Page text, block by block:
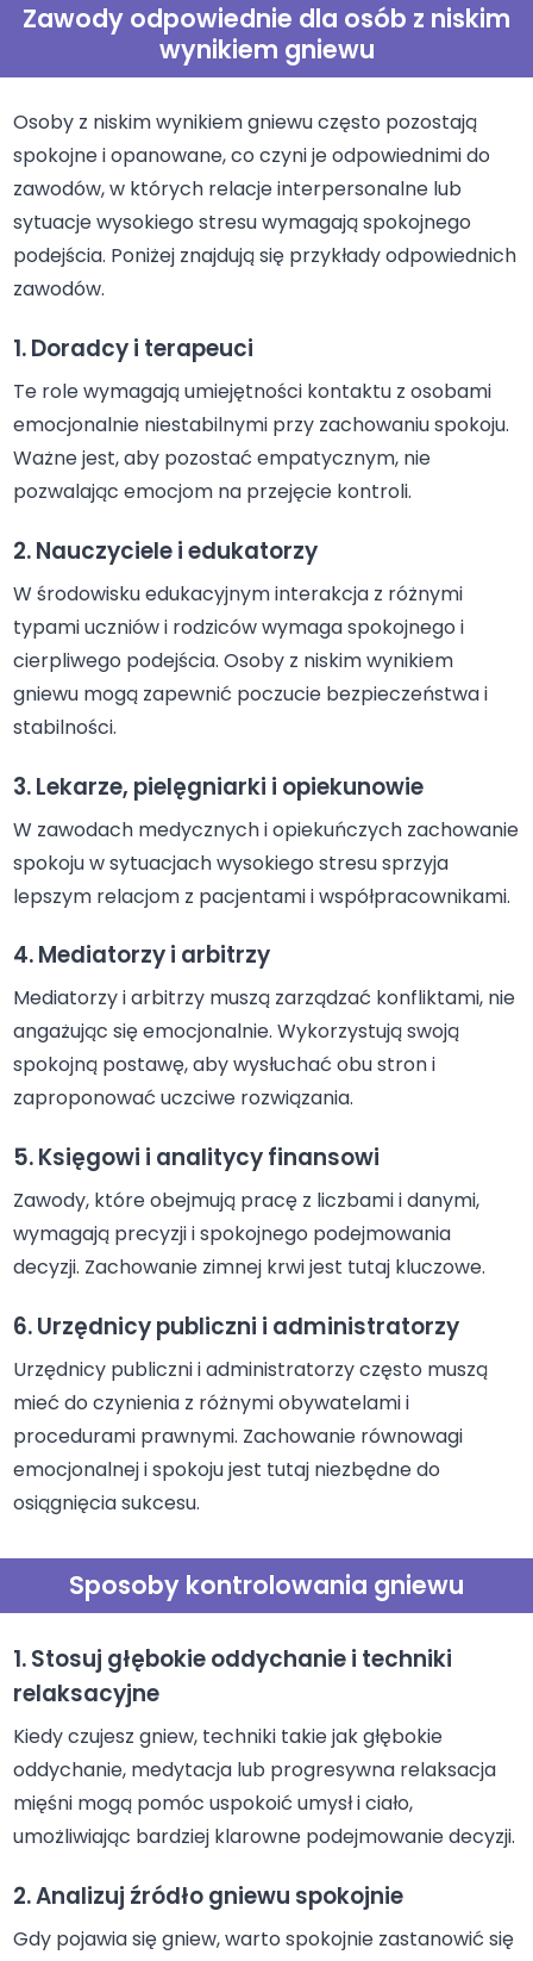
Zawody odpowiednie dla osób z niskim
wynikiem gniewu
Osoby z niskim wynikiem gniewu często pozostają
spokojne i opanowane, co czyni je odpowiednimi do
zawodów, w których relacje interpersonalne lub
sytuacje wysokiego stresu wymagają spokojnego
podejścia. Poniżej znajdują się przykłady odpowiednich
zawodów.
1. Doradcy i terapeuci
Te role wymagają umiejętności kontaktu z osobami
emocjonalnie niestabilnymi przy zachowaniu spokoju.
Ważne jest, aby pozostać empatycznym, nie
pozwalając emocjom na przejęcie kontroli.
2. Nauczyciele i edukatorzy
W środowisku edukacyjnym interakcja z różnymi
typami uczniów i rodziców wymaga spokojnego i
cierpliwego podejścia. Osoby z niskim wynikiem
gniewu mogą zapewnić poczucie bezpieczeństwa i
stabilności.
3. Lekarze, pielęgniarki i opiekunowie
W zawodach medycznych i opiekuńczych zachowanie
spokoju w sytuacjach wysokiego stresu sprzyja
lepszym relacjom z pacjentami i współpracownikami.
4. Mediatorzy i arbitrzy
Mediatorzy i arbitrzy muszą zarządzać konfliktami, nie
angażując się emocjonalnie. Wykorzystują swoją
spokojną postawę, aby wysłuchać obu stron i
zaproponować uczciwe rozwiązania.
5. Księgowi i analitycy finansowi
Zawody, które obejmują pracę z liczbami i danymi,
wymagają precyzji i spokojnego podejmowania
decyzji. Zachowanie zimnej krwi jest tutaj kluczowe.
6. Urzędnicy publiczni i administratorzy
Urzędnicy publiczni i administratorzy często muszą
mieć do czynienia z różnymi obywatelami i
procedurami prawnymi. Zachowanie równowagi
emocjonalnej i spokoju jest tutaj niezbędne do
osiągnięcia sukcesu.
Sposoby kontrolowania gniewu
1. Stosuj głębokie oddychanie i techniki
relaksacyjne
Kiedy czujesz gniew, techniki takie jak głębokie
oddychanie, medytacja lub progresywna relaksacja
mięśni mogą pomóc uspokoić umysł i ciało,
umożliwiając bardziej klarowne podejmowanie decyzji.
2. Analizuj źródło gniewu spokojnie
Gdy pojawia się gniew, warto spokojnie zastanowić się